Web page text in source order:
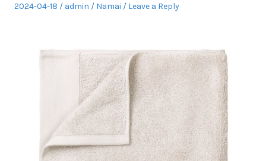
Posted
2024-04-18 Author
admin
Posted
Namai Leave a Reply